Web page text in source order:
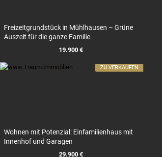
Freizeitgrundstück in Mühlhausen – Grüne
Auszeit für die ganze Familie
19.900 €
Wohnen mit Potenzial: Einfamilienhaus mit
Innenhof und Garagen
29.900 €
ZU VERKAUFEN